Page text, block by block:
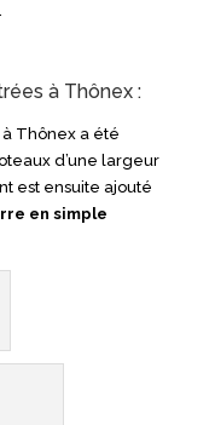
.
à Thônex :
Thônex a été
d’une largeur
est ensuite ajouté
en simple